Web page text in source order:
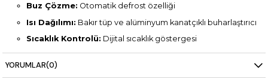
Buz Çözme: Otomatik defrost özelliği
Isı Dağılımı: Bakır tüp ve alüminyum kanatçıklı buharlaştırıcı
Sıcaklık Kontrolü: Dijital sıcaklık göstergesi
Hacim:219 litre geniş iç kapasite
YORUMLAR(0)